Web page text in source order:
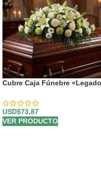
Cubre Caja Fúnebre «Legado
USD$73,87
VER PRODUCTO